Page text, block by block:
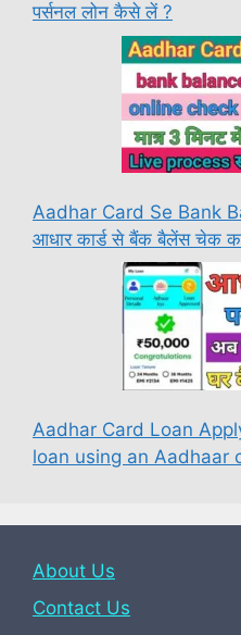
पर्सनल लोन कैसे लें ?
Aadhar Card Se Bank
आधार कार्ड से बैंक बैलेंस चेक
Aadhar Card Loan
loan using an Aadhaar
About Us
Contact Us